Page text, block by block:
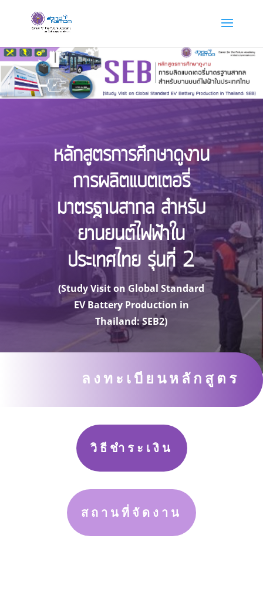
หลักสูตรการศึกษาดูงาน
การผลิตแบตเตอรี่
มาตรฐานสากล สำหรับ
ยานยนต์ไฟฟ้าใน
ประเทศไทย รุ่นที่ 2
(Study Visit on Global Standard
EV Battery Production in
Thailand: SEB2)
ลงทะเบียนหลักสูตร
วิธีชำระเงิน
สถานที่จัดงาน